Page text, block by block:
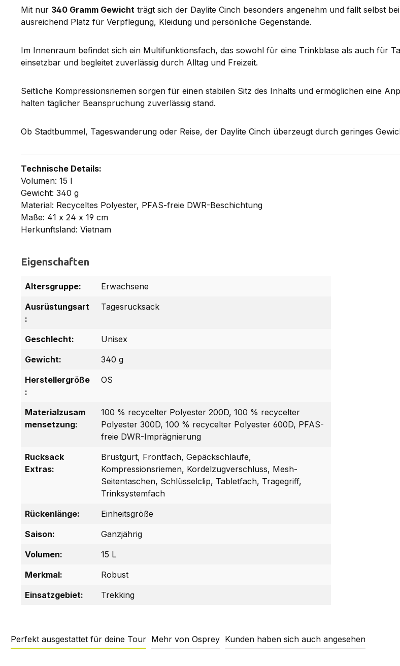
Mit nur 340 Gramm Gewicht trägt sich der Daylite Cinch besonders angenehm und fällt selbst
ausreichend Platz für Verpflegung, Kleidung und persönliche Gegenstände.
Im Innenraum befindet sich ein Multifunktionsfach, das sowohl für eine Trinkblase als auch für
einsetzbar und begleitet zuverlässig durch Alltag und Freizeit.
Seitliche Kompressionsriemen sorgen für einen stabilen Sitz des Inhalts und ermöglichen eine
halten täglicher Beanspruchung zuverlässig stand.
Ob Stadtbummel, Tageswanderung oder Reise, der Daylite Cinch überzeugt durch geringes
Technische Details:
Volumen: 15 l
Gewicht: 340 g
Material: Recyceltes Polyester, PFAS-freie DWR-Beschichtung
Maße: 41 x 24 x 19 cm
Herkunftsland: Vietnam
Eigenschaften
Altersgruppe:
Erwachsene
Ausrüstungsart
:
Tagesrucksack
Geschlecht:
Unisex
Gewicht:
340 g
Herstellergröße
:
OS
Materialzusam
mensetzung:
100 % recycelter Polyester 200D, 100 % recycelter
Polyester 300D, 100 % recycelter Polyester 600D, PFAS-
freie DWR-Imprägnierung
Rucksack
Extras:
Brustgurt, Frontfach, Gepäckschlaufe,
Kompressionsriemen, Kordelzugverschluss, Mesh-
Seitentaschen, Schlüsselclip, Tabletfach, Tragegriff,
Trinksystemfach
Rückenlänge:
Einheitsgröße
Saison:
Ganzjährig
Volumen:
15 L
Merkmal:
Robust
Einsatzgebiet:
Trekking
Perfekt ausgestattet für deine Tour Mehr von Osprey Kunden haben sich auch angesehen